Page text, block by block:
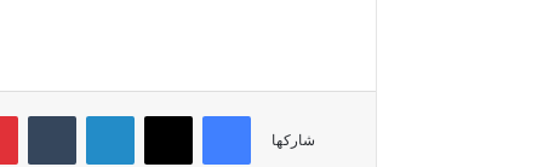
شاركها
فيسبوك ‫X لينكدإن